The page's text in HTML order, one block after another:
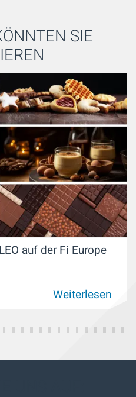
SIE
auf der Fi Europe
Weiterlesen